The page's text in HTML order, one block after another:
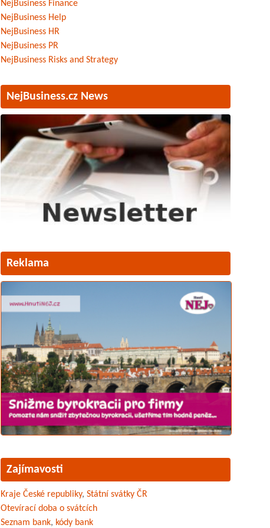
NejBusiness Finance
NejBusiness Help
NejBusiness HR
NejBusiness PR
NejBusiness Risks and Strategy
NejBusiness.cz News
Reklama
Zajímavosti
Kraje České republiky, Státní svátky ČR
Otevírací doba o svátcích
Seznam bank, kódy bank